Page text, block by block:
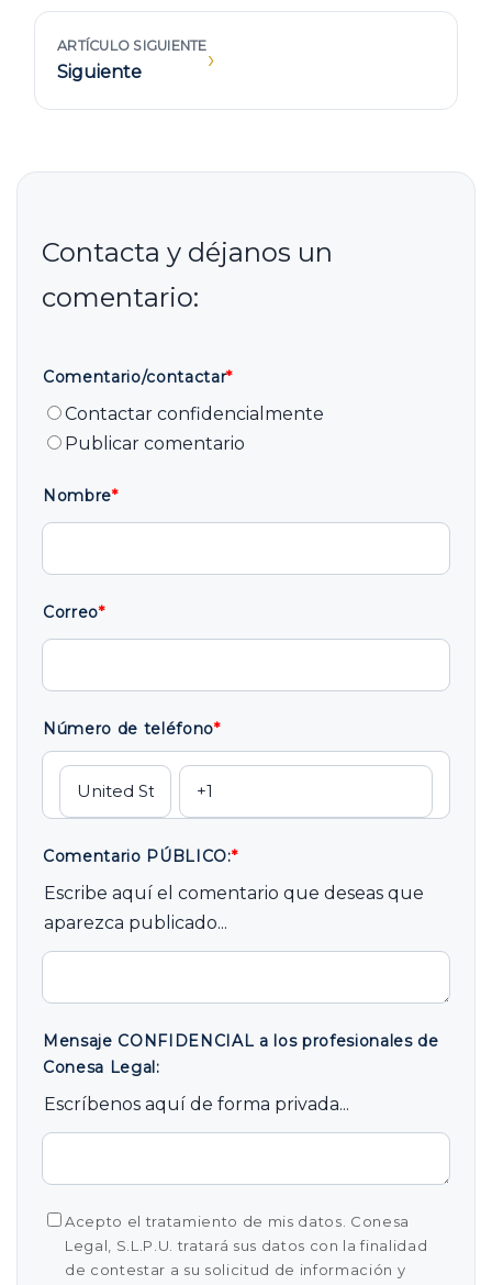
ARTÍCULO SIGUIENTE
Siguiente ›
Comentario/contactar*
Contactar confidencialmente
Publicar comentario
Nombre*
Correo*
Número de teléfono*
Comentario PÚBLICO:*
Escribe aquí el comentario que deseas que
aparezca publicado...
Mensaje CONFIDENCIAL a los profesionales de
Conesa Legal:
Escríbenos aquí de forma privada...
Acepto el tratamiento de mis datos. Conesa
Legal, S.L.P.U. tratará sus datos con la finalidad
de contestar a su solicitud de información y